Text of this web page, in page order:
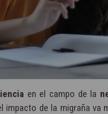
en el campo de la
impacto de la migraña